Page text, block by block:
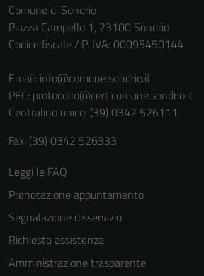
Comune di Sondrio
Piazza Campello 1, 23100 Sondrio
Codice fiscale / P. IVA: 00095450144
Email: info@comune.sondrio.it
PEC: protocollo@cert.comune.sondrio.it
Centralino unico: (39) 0342 526111
Fax: (39) 0342 526333
Leggi le FAQ
Prenotazione appuntamento
Segnalazione disservizio
Richiesta assistenza
Amministrazione trasparente
Tecnici